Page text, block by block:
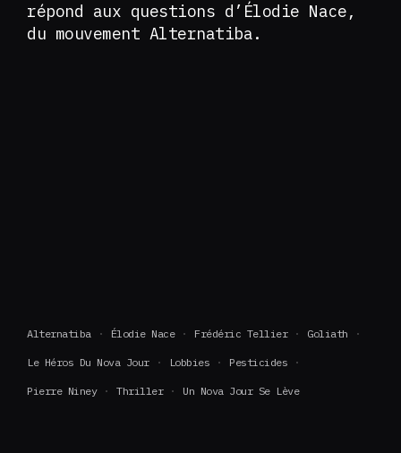
répond aux questions d’Élodie Nace,
du mouvement Alternatiba.
Alternatiba Élodie Nace Frédéric Tellier Goliath
Le Héros Du Nova Jour Lobbies Pesticides
Pierre Niney Thriller Un Nova Jour Se Lève